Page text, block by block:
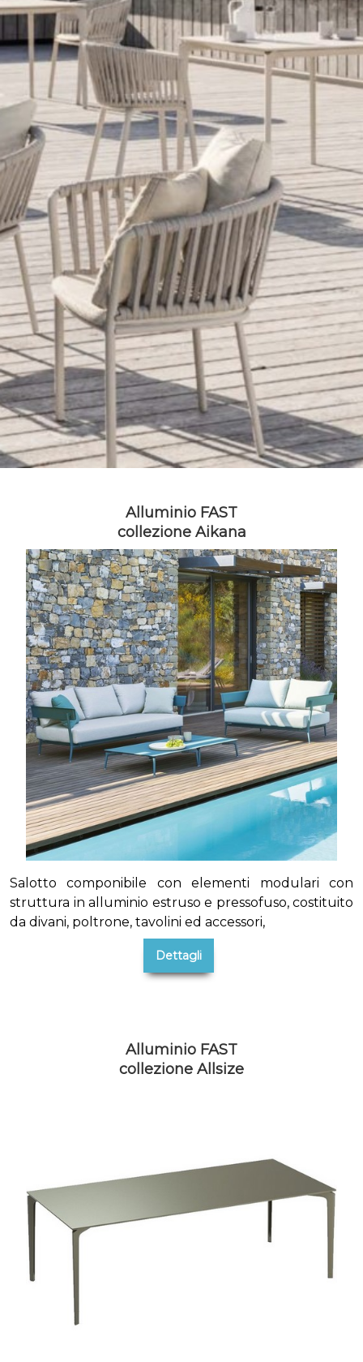
Alluminio FAST
collezione Aikana
Salotto componibile con elementi modulari con
struttura in alluminio estruso e pressofuso, costituito
da divani, poltrone, tavolini ed accessori,
Dettagli
Alluminio FAST
collezione Allsize